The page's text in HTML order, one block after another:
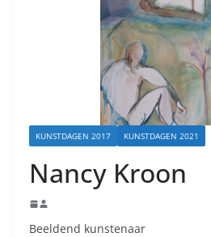
KUNSTDAGEN 2017 KUNSTDAGEN 2021
Nancy Kroon
Beeldend kunstenaar